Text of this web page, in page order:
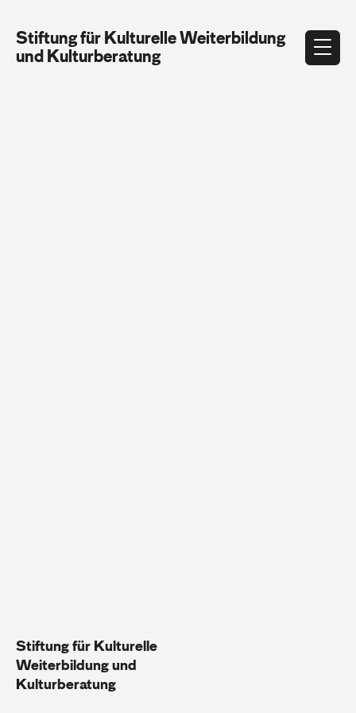
Stiftung für Kulturelle Weiterbildung
und Kulturberatung
Stiftung für Kulturelle
Weiterbildung und
Kulturberatung